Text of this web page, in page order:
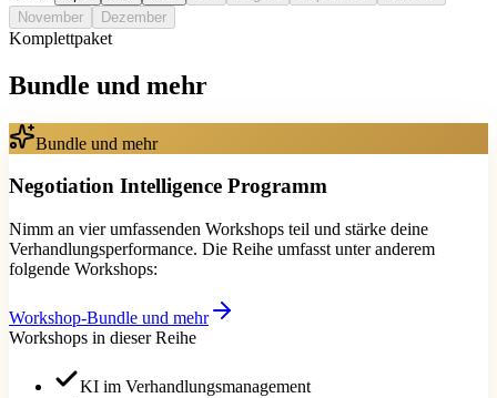
November
Dezember
Komplettpaket
Bundle und mehr
Bundle und mehr
Negotiation Intelligence Programm
Nimm an vier umfassenden Workshops teil und stärke deine
Verhandlungsperformance. Die Reihe umfasst unter anderem
folgende Workshops:
Workshop-Bundle und mehr
Workshops in dieser Reihe
KI im Verhandlungsmanagement